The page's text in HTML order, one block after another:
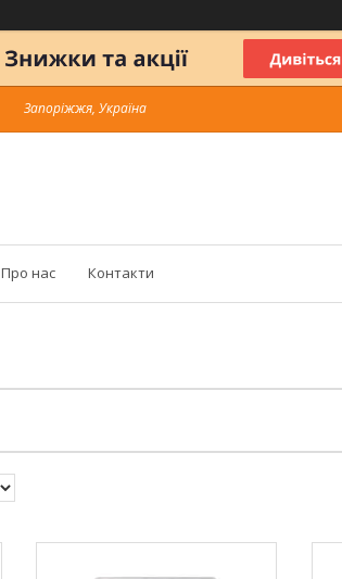
Запоріжжя, Україна
Про нас Контакти